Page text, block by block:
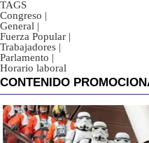
TAGS
Congreso |
General |
Fuerza Popular |
Trabajadores |
Parlamento |
Horario laboral